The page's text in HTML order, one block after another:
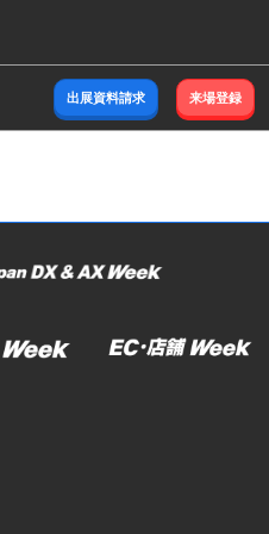
出展資料請求 来場登録